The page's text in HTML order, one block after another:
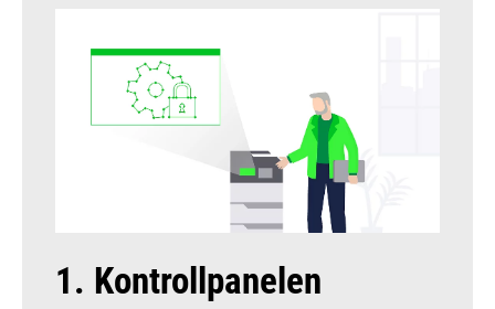
1. Kontrollpanelen